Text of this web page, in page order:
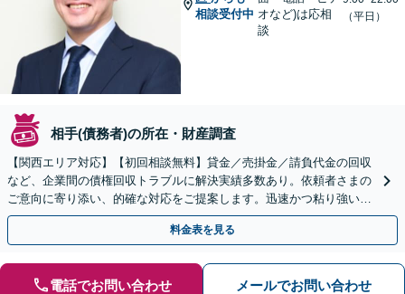
相談受付中 オなど)は応相
談
（平日）
相手(債務者)の所在・財産調査
【関西エリア対応】【初回相談無料】貸金／売掛金／請負代金の回収
など、企業間の債権回収トラブルに解決実績多数あり。依頼者さまの
ご意向に寄り添い、的確な対応をご提案します。迅速かつ粘り強い交
渉で、少しでも回収できるよう尽力します【土日祝対応可】
料金表を見る
電話でお問い合わせ メールでお問い合わせ